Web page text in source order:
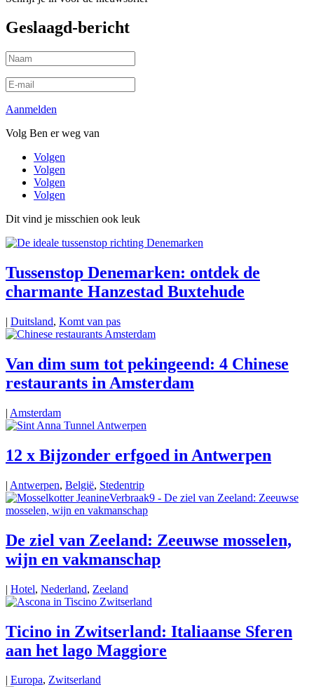
Geslaagd-bericht
Aanmelden
Volg Ben er weg van
Volgen
Volgen
Volgen
Volgen
Dit vind je misschien ook leuk
Tussenstop Denemarken: ontdek de
charmante Hanzestad Buxtehude
| Duitsland, Komt van pas
Van dim sum tot pekingeend: 4 Chinese
restaurants in Amsterdam
| Amsterdam
12 x Bijzonder erfgoed in Antwerpen
| Antwerpen, België, Stedentrip
De ziel van Zeeland: Zeeuwse mosselen,
wijn en vakmanschap
| Hotel, Nederland, Zeeland
Ticino in Zwitserland: Italiaanse Sferen
aan het lago Maggiore
| Europa, Zwitserland